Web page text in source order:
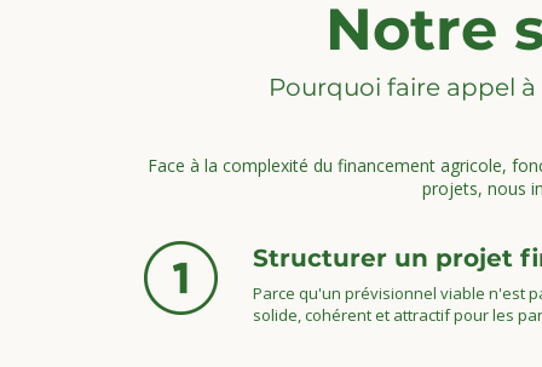
Notre
Pourquoi faire appel
Face à la complexité du financement agricole,
projets, nous
Structurer un projet
Parce qu'un prévisionnel viable n'est
solide, cohérent et attractif pour les